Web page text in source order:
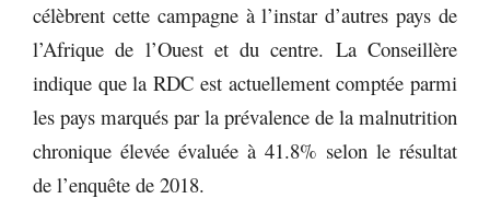
célèbrent cette campagne à l’instar d’autres pays de
l’Afrique de l’Ouest et du centre. La Conseillère
indique que la RDC est actuellement comptée parmi
les pays marqués par la prévalence de la malnutrition
chronique élevée évaluée à 41.8% selon le résultat
de l’enquête de 2018.